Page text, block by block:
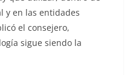
y en las entidades
el consejero,
sigue siendo la